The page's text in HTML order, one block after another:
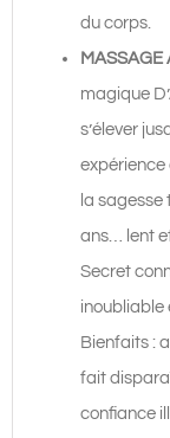
du corps.
MASSAGE
magique
s’élever
la sagesse
ans… lent
Secret
inoubliable
Bienfaits :
fait
confiance